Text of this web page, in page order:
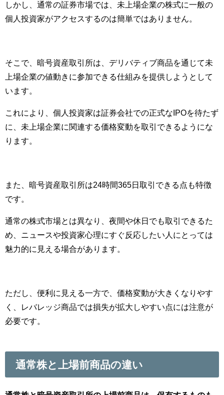
しかし、通常の証券市場では、未上場企業の株式に一般の
個人投資家がアクセスするのは簡単ではありません。
そこで、暗号資産取引所は、デリバティブ商品を通じて未
上場企業の値動きに参加できる仕組みを提供しようとして
います。
これにより、個人投資家は証券会社での正式なIPOを待たず
に、未上場企業に関連する価格変動を取引できるようにな
ります。
また、暗号資産取引所は24時間365日取引できる点も特徴
です。
通常の株式市場とは異なり、夜間や休日でも取引できるた
め、ニュースや投資家心理にすぐ反応したい人にとっては
魅力的に見える場合があります。
ただし、便利に見える一方で、価格変動が大きくなりやす
く、レバレッジ商品では損失が拡大しやすい点には注意が
必要です。
通常株と上場前商品の違い